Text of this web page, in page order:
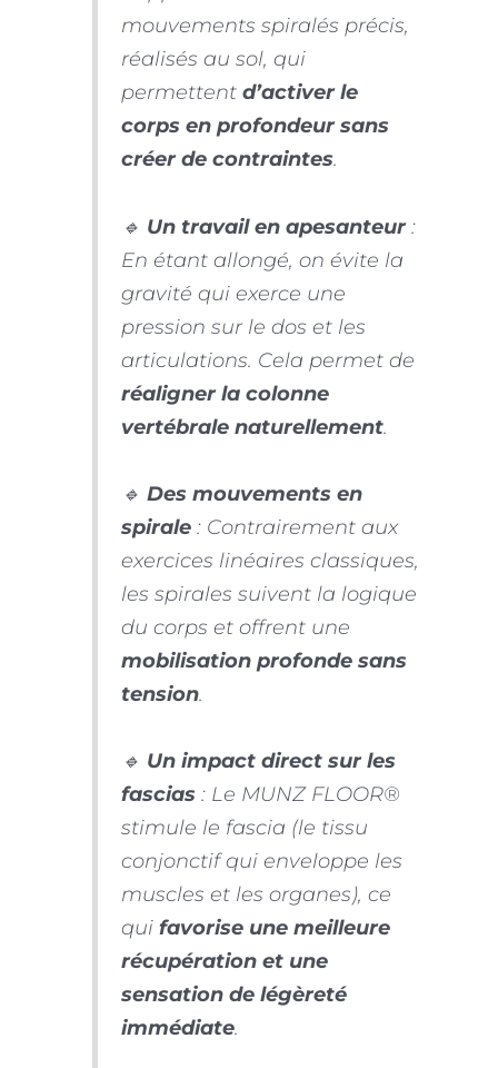
mouvements spiralés précis,
réalisés au sol, qui
permettent d’activer le
corps en profondeur sans
créer de contraintes.
🔹 Un travail en apesanteur:
En étant allongé, on évite la
gravité qui exerce une
pression sur le dos et les
articulations. Cela permet de
réaligner la colonne
vertébrale naturellement.
🔹 Des mouvements en
spirale: Contrairement aux
exercices linéaires classiques,
les spirales suivent la logique
du corps et offrent une
mobilisation profonde sans
tension.
🔹 Un impact direct sur les
fascias: Le MUNZ FLOOR®
stimule le fascia (le tissu
conjonctif qui enveloppe les
muscles et les organes), ce
qui favorise une meilleure
récupération et une
sensation de légèreté
immédiate.